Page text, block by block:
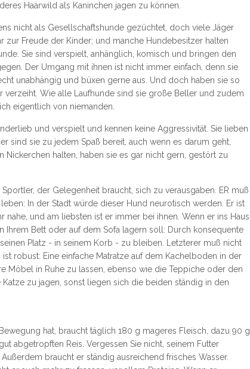
Haarwild als Kaninchen jagen zu können.
nicht als Gesellschaftshunde gezüchtet, doch viele Jäger
zur Freude der Kinder; und manche Hundebesitzer halten
Sie sind verspielt, anhänglich, komisch und bringen den
Der Umgang mit ihnen ist nicht immer einfach, denn sie
unabhängig und büxen gerne aus. Und doch haben sie so
verzeiht. Wie alle Laufhunde sind sie große Beller und zudem
eigentlich von niemanden.
und verspielt und kennen keine Aggressivität. Sie lieben
sind sie zu jedem Spaß bereit, auch wenn es darum geht,
Nickerchen halten, haben sie es gar nicht gern, gestört zu
der Gelegenheit braucht, sich zu verausgaben. ER muß
In der Stadt würde dieser Hund neurotisch werden. Er ist
nahe, und am liebsten ist er immer bei ihnen. Wenn er ins Haus
Ihrem Bett oder auf dem Sofa lagern soll: Durch konsequente
Platz - in seinem Korb - zu bleiben. Letzterer muß nicht
robust: Eine einfache Matratze auf dem Kachelboden in der
Möbel in Ruhe zu lassen, ebenso wie die Teppiche oder den
zu jagen, sonst liegen sich die beiden ständig in den
hat, braucht täglich 180 g mageres Fleisch, dazu 90 g
abgetropften Reis. Vergessen Sie nicht, seinem Futter
braucht er ständig ausreichend frisches Wasser.